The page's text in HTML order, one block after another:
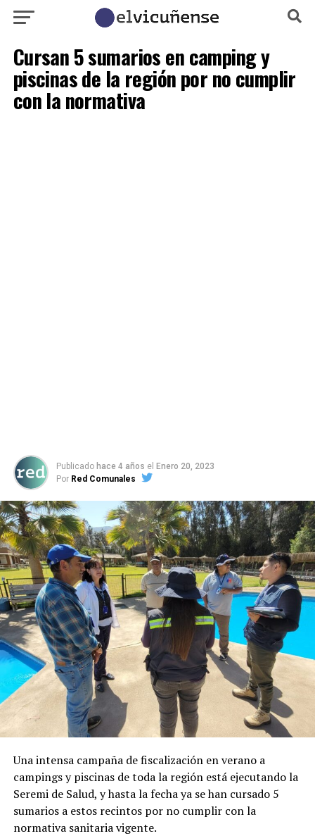
Cursan 5 sumarios en camping y
piscinas de la región por no cumplir
con la normativa
Publicado hace 4 años el Enero 20, 2023
Por Red Comunales
Una intensa campaña de fiscalización en verano a
campings y piscinas de toda la región está ejecutando la
Seremi de Salud, y hasta la fecha ya se han cursado 5
sumarios a estos recintos por no cumplir con la
normativa sanitaria vigente.